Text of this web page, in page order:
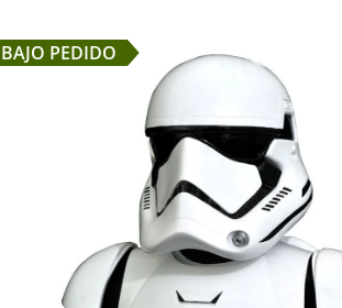
BAJO PEDIDO